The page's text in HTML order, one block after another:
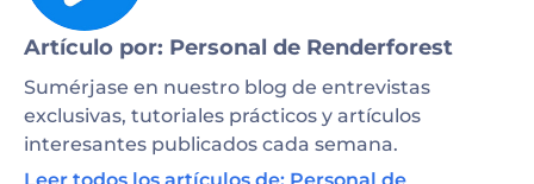
Artículo por: Personal de Renderforest
Sumérjase en nuestro blog de entrevistas
exclusivas, tutoriales prácticos y artículos
interesantes publicados cada semana.
Leer todos los artículos de: Personal de